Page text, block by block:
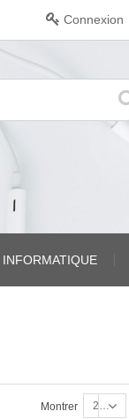
Connexion
INFORMATIQUE
Montrer 24